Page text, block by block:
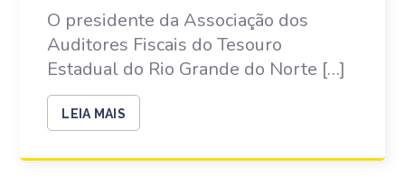
O presidente da Associação dos
Auditores Fiscais do Tesouro
Estadual do Rio Grande do Norte […]
LEIA MAIS